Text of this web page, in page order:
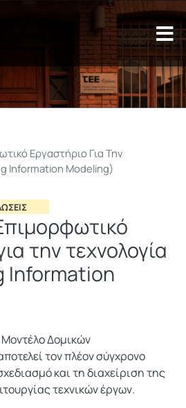
Παράκαμψη προς το κυρίως
Εργαστήριο Για Την
Information Modeling)
την τεχνολογία
Information
Μοντέλο Δομικών
τον πλέον σύγχρονο
και τη διαχείριση της
τεχνικών έργων.